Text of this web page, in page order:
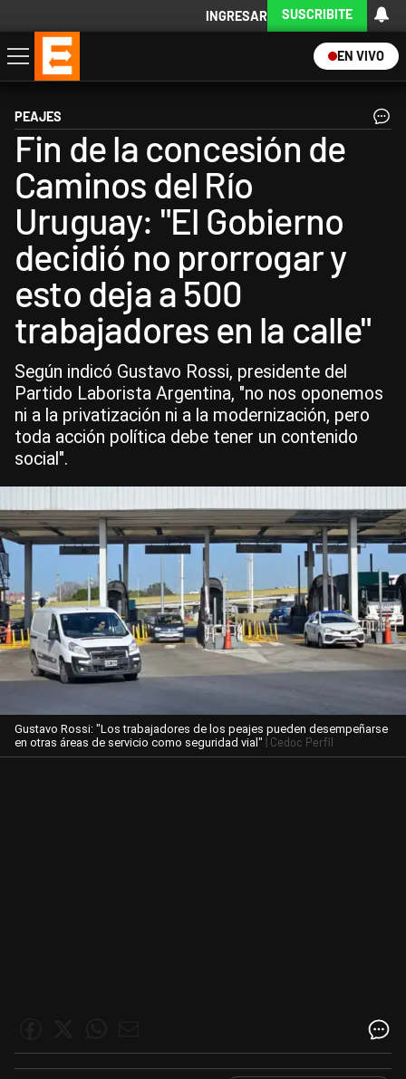
INGRESAR SUSCRIBITE
EN VIVO
Economía
Política
Internacional
Actualidad
Descargá la App
PEAJES
Fin de la concesión de
Caminos del Río
Uruguay: "El Gobierno
decidió no prorrogar y
esto deja a 500
trabajadores en la calle"
Según indicó Gustavo Rossi, presidente del
Partido Laborista Argentina, "no nos oponemos
ni a la privatización ni a la modernización, pero
toda acción política debe tener un contenido
social".
Gustavo Rossi: "Los trabajadores de los peajes pueden desempeñarse
en otras áreas de servicio como seguridad vial" | Cedoc Perfil